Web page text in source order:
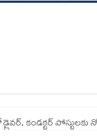
డ్రైవర్, కండక్టర్‌